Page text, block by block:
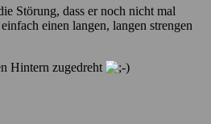
Störung, dass er noch nicht mal
einen langen, langen strengen
Hintern zugedreht